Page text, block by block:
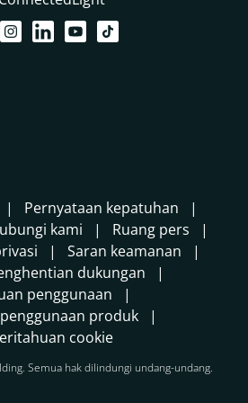
Pernyataan kepatuhan
kami
Ruang pers
Saran keamanan
dukungan
penggunaan
produk
cookie
Semua hak dilindungi undang-undang.